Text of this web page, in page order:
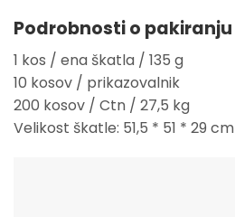
Podrobnosti o pakiranju
1 kos / ena škatla / 135 g
10 kosov / prikazovalnik
200 kosov / Ctn / 27,5 kg
Velikost škatle: 51,5 * 51 * 29 cm